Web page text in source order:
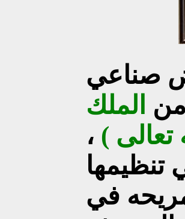
صناعي
الملك
تعالى ) ،
في